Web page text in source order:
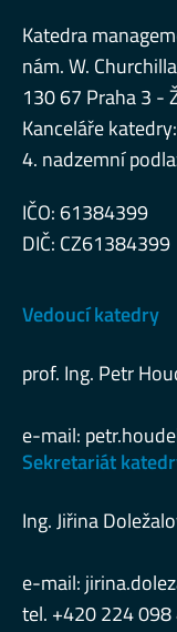
Katedra
nám. W.
130 67 Praha 3 -
Kanceláře katedry:
4. nadzemní
IČO: 61384399
DIČ: CZ61384399
Vedoucí katedry
prof. Ing. Petr
e-mail:
Sekretariát
Ing. Jiřina
e-mail:
tel. +420 224